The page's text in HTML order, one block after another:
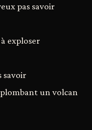
pas savoir
exploser
savoir
un volcan